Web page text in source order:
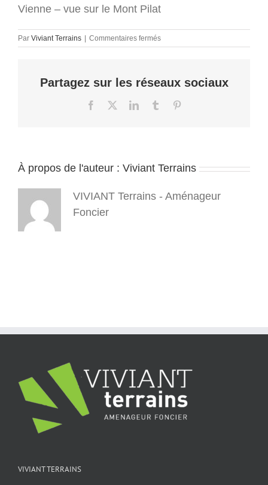
Vienne – vue sur le Mont Pilat
Par Viviant Terrains Commentaires ferméssur
terrain-
d-
isere-
(6)
Partagez sur les réseaux sociaux
Facebook LinkedInTumblr
À propos de l'auteur : Viviant Terrains
VIVIANT Terrains - Aménageur
Foncier
VIVIANT TERRAINS